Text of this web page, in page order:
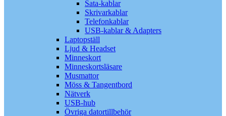
Sata-kablar
Skrivarkablar
Telefonkablar
USB-kablar & Adapters
Laptopställ
Ljud & Headset
Minneskort
Minneskortsläsare
Musmattor
Möss & Tangentbord
Nätverk
USB-hub
Övriga datortillbehör